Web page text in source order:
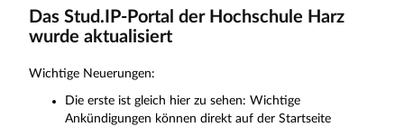
Das Stud.IP-Portal der Hochschule Harz
wurde aktualisiert
Wichtige Neuerungen:
Die erste ist gleich hier zu sehen: Wichtige
Ankündigungen können direkt auf der Startseite